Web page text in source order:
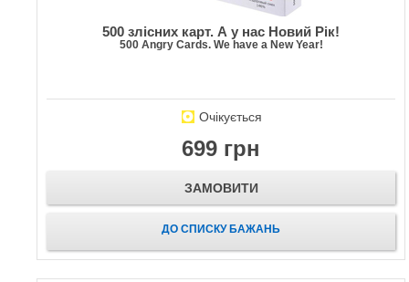
500 злісних карт. А у нас Новий Рік!
500 Angry Cards. We have a New Year!
Очікується
699 грн
ЗАМОВИТИ
ДО СПИСКУ БАЖАНЬ